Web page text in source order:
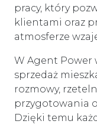
pracy, który
klientami oraz
atmosferze
W Agent Power
sprzedaż
rozmowy,
przygotowania
Dzięki temu